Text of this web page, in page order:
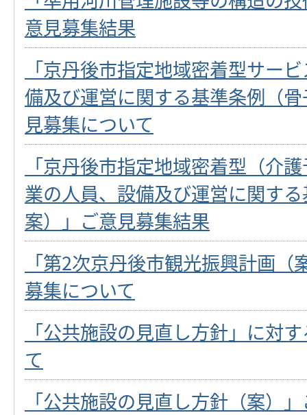
意見募集結果
「京丹後市指定地域密着型サー
備及び運営に関する基準条例（
見募集について
「京丹後市指定地域密着型（介
業の人員、設備及び運営に関す
案）」ご意見募集結果
「第2次京丹後市観光振興計画
募集について
「公共施設の見直し方針」に対
て
「公共施設の見直し方針（案）